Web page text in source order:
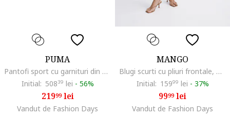
PUMA
Pantofi sport cu garnituri din piele intoarsa Palermo, Galben/Grej
Initial: 50839 lei - 56%
21999lei
Vandut de Fashion Days
MANGO
Blugi scurti cu pliuri frontale, Albastru pastel
Initial: 15999 lei - 37%
9999lei
Vandut de Fashion Days